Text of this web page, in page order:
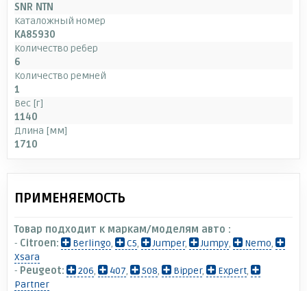
SNR NTN
Каталожный номер
KA85930
Количество ребер
6
Количество ремней
1
Вес [г]
1140
Длина [мм]
1710
ПРИМЕНЯЕМОСТЬ
Товар подходит к маркам/моделям авто :
- Citroen: Berlingo, C5, Jumper, Jumpy, Nemo,
Xsara
- Peugeot: 206, 407, 508, Bipper, Expert,
Partner